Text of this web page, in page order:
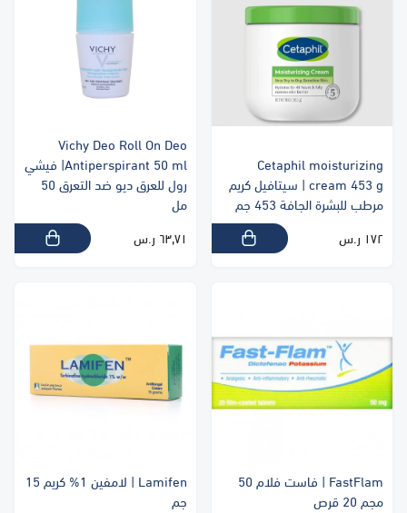
Cetaphil moisturizing
cream 453 g | سيتافيل كريم
مرطب للبشرة الجافة 453 جم
١٧٢ ر.س
Vichy Deo Roll On Deo
Antiperspirant 50 ml| فيشي
رول للعرق ديو ضد التعرق 50
مل
٦٣٫٧١ ر.س
FastFlam | فاست فلام 50
مجم 20 قرص
Lamifen | لامفين 1% كريم 15
جم